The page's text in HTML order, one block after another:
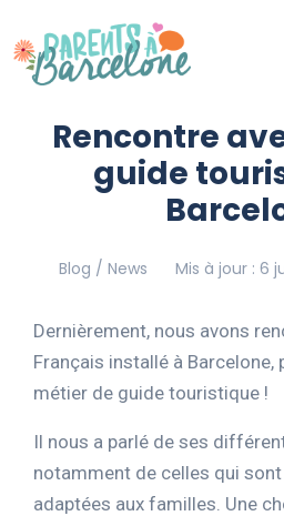
Rencontre
guide
Blog / News Mis à jour : 6
Dernièrement, nous avons
Français installé à Barcelone,
métier de guide touristique !
Il nous a parlé de ses
notamment de celles qui
adaptées aux familles. Une